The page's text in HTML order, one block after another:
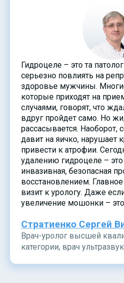
Гидроцеле – это та
серьезно повлиять на
здоровье мужчины.
которые приходят на
случаями, говорят, что
вдруг пройдет само. Но
рассасывается. Наоборот,
давит на яичко, нарушает
привести к атрофии.
удалению гидроцеле –
инвазивная, безопасная
восстановлением.
визит к урологу. Даже
увеличение мошонки –
Стратиенко Сергей
Врач-уролог высшей
категории, врач